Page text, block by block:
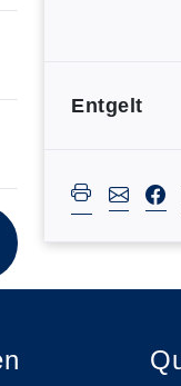
Entgelt